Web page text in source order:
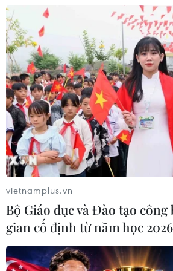
xuất hiện tại sân bay
05/08/2026 23:43
Bất ổn địa chính trị kìm hãm tăng
trưởng Eurozone
05/08/2026 22:59
Tổng thống Nga thay đổi
trí các chỉ huy tại mặt trận
05/08/2026 15:26
Đâm dao ở trung tâm London,
nữ nghi phạm bị bắt giữ
vietnamplus.vn
Bộ Giáo dục và Đào tạo
gian cố định từ năm học